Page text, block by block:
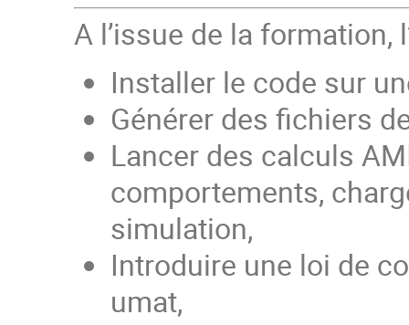
A l’issue de la formation,
Installer le code sur
Générer des fichiers
Lancer des calculs
comportements,
simulation,
Introduire une loi de
umat,